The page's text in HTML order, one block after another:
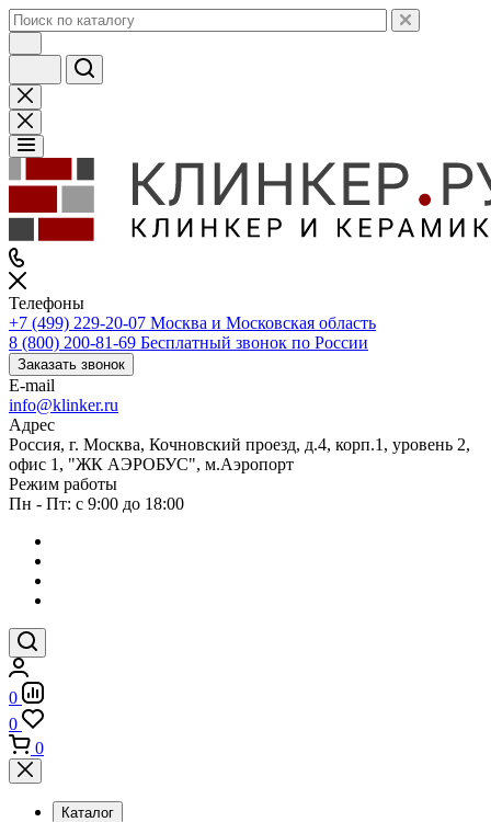
Телефоны
+7 (499) 229-20-07 Москва и Московская область
8 (800) 200-81-69 Бесплатный звонок по России
Заказать звонок
E-mail
info@klinker.ru
Адрес
Россия, г. Москва, Кочновский проезд, д.4, корп.1, уровень 2,
офис 1, "ЖК АЭРОБУС", м.Аэропорт
Режим работы
Пн - Пт: с 9:00 до 18:00
0
0
0
Каталог